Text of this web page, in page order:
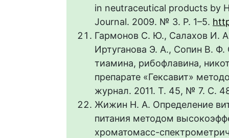
in neutraceutical products by
Journal. 2009. № 3. P. 1–5.
Гармонов С. Ю., Салахов И.
Иртуганова Э. А., Сопин В.
тиамина, рибофлавина,
препарате «Гексавит»
журнал. 2011. Т. 45, № 7. С.
Жижин Н. А. Определение
питания методом
хроматомасс-